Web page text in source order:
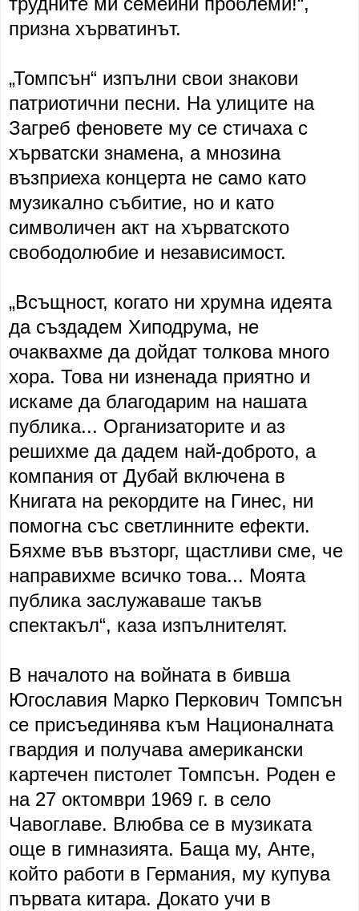
призна хърватинът.
„Томпсън“ изпълни свои знакови
патриотични песни. На улиците на
Загреб феновете му се стичаха с
хърватски знамена, а мнозина
възприеха концерта не само като
музикално събитие, но и като
символичен акт на хърватското
свободолюбие и независимост.
„Всъщност, когато ни хрумна идеята
да създадем Хиподрума, не
очаквахме да дойдат толкова много
хора. Това ни изненада приятно и
искаме да благодарим на нашата
публика... Организаторите и аз
решихме да дадем най-доброто, а
компания от Дубай включена в
Книгата на рекордите на Гинес, ни
помогна със светлинните ефекти.
Бяхме във възторг, щастливи сме, че
направихме всичко това... Моята
публика заслужаваше такъв
спектакъл“, каза изпълнителят.
В началото на войната в бивша
Югославия Марко Перкович Томпсън
се присъединява към Националната
гвардия и получава американски
картечен пистолет Томпсън. Роден е
на 27 октомври 1969 г. в село
Чавоглаве. Влюбва се в музиката
още в гимназията. Баща му, Анте,
който работи в Германия, му купува
първата китара. Докато учи в